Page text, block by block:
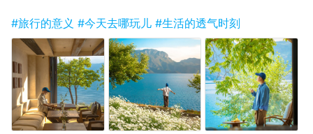
#旅行的意义 #今天去哪玩儿 #生活的透气时刻